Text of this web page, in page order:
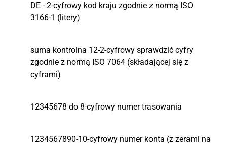
DE - 2-cyfrowy kod kraju zgodnie z normą ISO
3166-1 (litery)
suma kontrolna 12-2-cyfrowy sprawdzić cyfry
zgodnie z normą ISO 7064 (składającej się z
cyframi)
12345678 do 8-cyfrowy numer trasowania
1234567890-10-cyfrowy numer konta (z zerami na